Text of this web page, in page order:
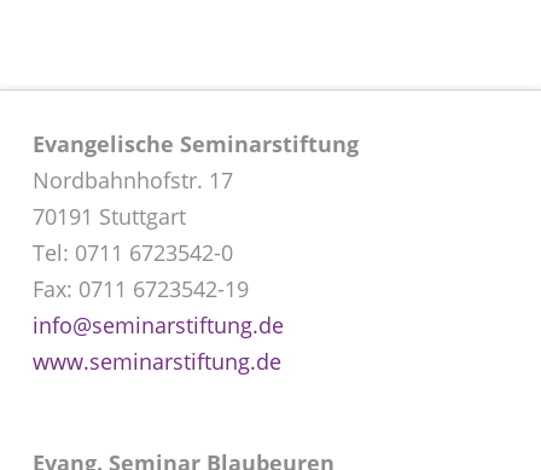
Evangelische Seminarstiftung
Nordbahnhofstr. 17
70191 Stuttgart
Tel: 0711 6723542-0
Fax: 0711 6723542-19
info@seminarstiftung.de
www.seminarstiftung.de
Evang. Seminar Blaubeuren